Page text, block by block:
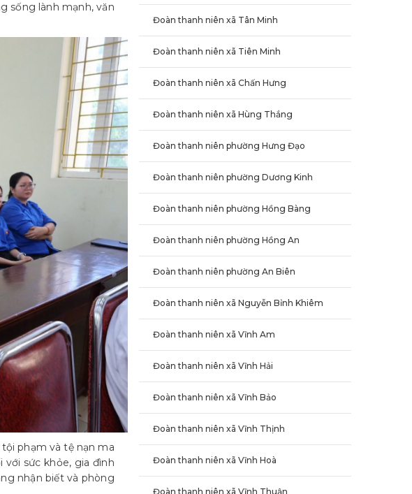
sống lành mạnh, văn
phạm và tệ nạn ma
sức khỏe, gia đình
nhận biết và phòng
Đoàn thanh niên xã Tân Minh
Đoàn thanh niên xã Tiên Minh
Đoàn thanh niên xã Chấn Hưng
Đoàn thanh niên xã Hùng Thắng
Đoàn thanh niên phường Hưng Đạo
Đoàn thanh niên phường Dương Kinh
Đoàn thanh niên phường Hồng Bàng
Đoàn thanh niên phường Hồng An
Đoàn thanh niên phường An Biên
Đoàn thanh niên xã Nguyễn Bỉnh Khiêm
Đoàn thanh niên xã Vĩnh Am
Đoàn thanh niên xã Vĩnh Hải
Đoàn thanh niên xã Vĩnh Bảo
Đoàn thanh niên xã Vĩnh Thịnh
Đoàn thanh niên xã Vĩnh Hoà
Đoàn thanh niên xã Vĩnh Thuận